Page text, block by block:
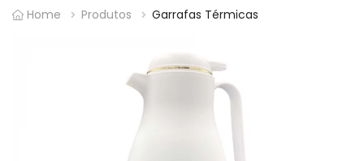
Home Produtos Garrafas Térmicas